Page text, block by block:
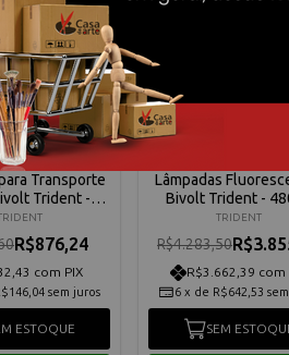
Luz Portátil
Transporte
Trident -
R$876,24
com PIX
sem juros
ESTOQUE
Lâmpadas
Bivolt Trident -
TRIDENT
R$4.283,50
R$3.662,39 com
6 x de R$642,53
SEM